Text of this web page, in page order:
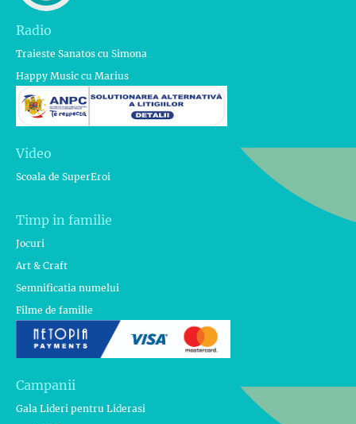
Radio
Traieste Sanatos cu Simona
Happy Music cu Marius
Video
Scoala de SuperEroi
Timp in familie
Jocuri
Art & Craft
Semnificatia numelui
Filme de familie
Campanii
Gala Lideri pentru Liderasi